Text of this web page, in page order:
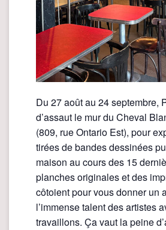
Du 27 août au 24 septembre,
d’assaut le mur du Cheval
(809, rue Ontario Est), pour
tirées de bandes dessinées
maison au cours des 15
planches originales et des
côtoient pour vous donner un
l’immense talent des artistes
travaillons. Ça vaut la peine